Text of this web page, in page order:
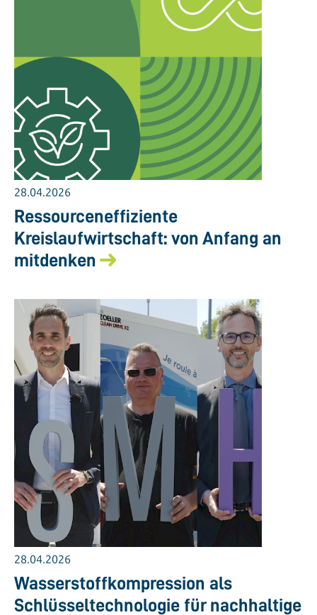
28.04.2026
Ressourceneffiziente
Kreislaufwirtschaft: von Anfang an
mitdenken
28.04.2026
Wasserstoffkompression als
Schlüsseltechnologie für nachhaltige